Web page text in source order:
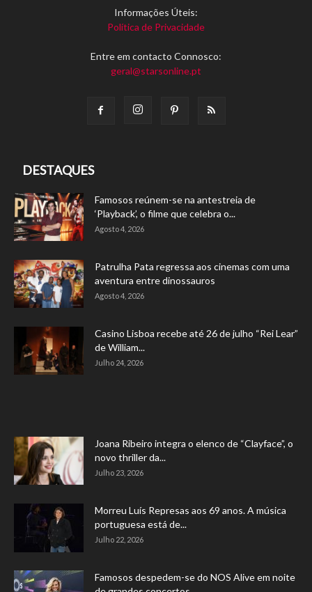
Informações Úteis:
Política de Privacidade
Entre em contacto Connosco:
geral@starsonline.pt
DESTAQUES
Famosos reúnem-se na antestreia de
‘Playback’, o filme que celebra o...
Agosto 4, 2026
Patrulha Pata regressa aos cinemas com uma
aventura entre dinossauros
Agosto 4, 2026
Casino Lisboa recebe até 26 de julho “Rei Lear”
de William...
Julho 24, 2026
Joana Ribeiro integra o elenco de “Clayface”, o
novo thriller da...
Julho 23, 2026
Morreu Luís Represas aos 69 anos. A música
portuguesa está de...
Julho 22, 2026
Famosos despedem-se do NOS Alive em noite